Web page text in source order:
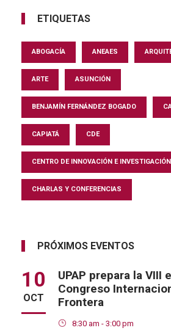
ETIQUETAS
ABOGACÍA ANEAES
ARTE ASUNCIÓN
BENJAMÍN FERNÁNDEZ BOGADO
CAPIATÁ CDE
CENTRO DE INNOVACIÓN E INVESTIGACIÓN
CHARLAS Y CONFERENCIAS
PRÓXIMOS EVENTOS
10
OCT
UPAP prepara la VIII
Congreso
Frontera
8:30 am - 3:00 pm